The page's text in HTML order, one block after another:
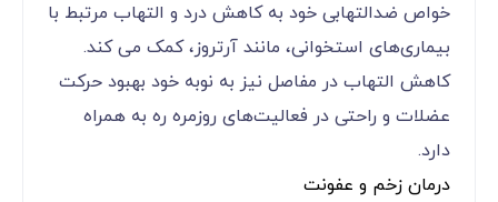
خواص ضدالتهابی خود به کاهش درد و التهاب مرتبط با
بیماری‌های استخوانی، مانند آرتروز، کمک می کند.
کاهش التهاب در مفاصل نیز به نوبه خود بهبود حرکت
عضلات و راحتی در فعالیت‌های روزمره ره به همراه
دارد.
درمان زخم و عفونت